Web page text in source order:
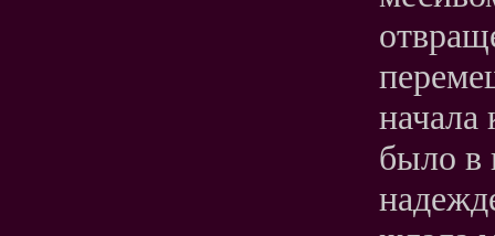
начала
было в